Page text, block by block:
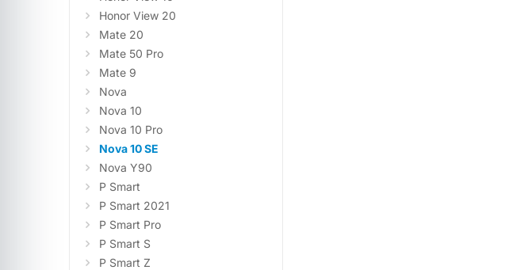
Honor View 20
Mate 20
Mate 50 Pro
Mate 9
Nova
Nova 10
Nova 10 Pro
Nova 10 SE
Nova Y90
P Smart
P Smart 2021
P Smart Pro
P Smart S
P Smart Z